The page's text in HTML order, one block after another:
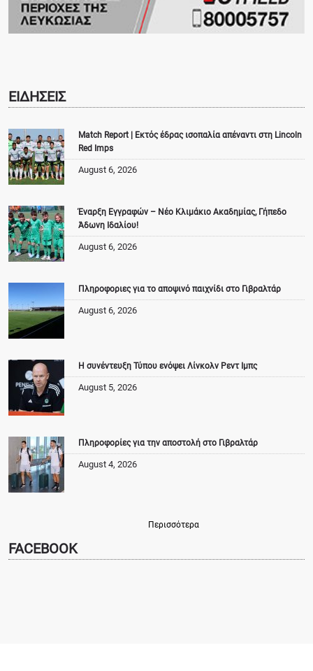
ΕΙΔΗΣΕΙΣ
Match Report | Εκτός έδρας ισοπαλία απέναντι στη Lincoln
Red Imps
August 6, 2026
Έναρξη Εγγραφών – Νέο Κλιμάκιο Ακαδημίας, Γήπεδο
Άδωνη Ιδαλίου!
August 6, 2026
Πληροφοριες για το αποψινό παιχνίδι στο Γιβραλτάρ
August 6, 2026
Η συνέντευξη Τύπου ενόψει Λίνκολν Ρεντ Ιμπς
August 5, 2026
Πληροφορίες για την αποστολή στο Γιβραλτάρ
August 4, 2026
Περισσότερα
FACEBOOK